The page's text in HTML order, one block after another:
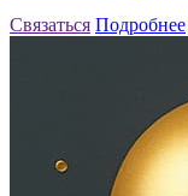
Связаться Подробнее